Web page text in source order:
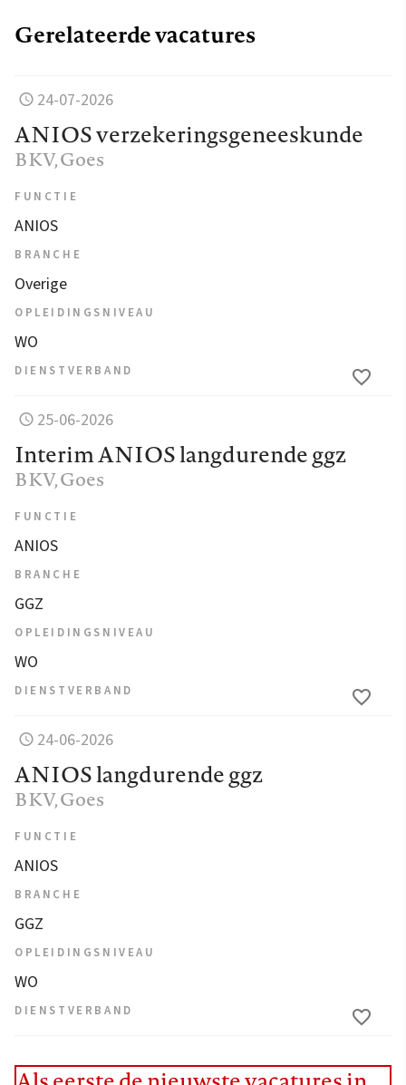
Gerelateerde vacatures
24-07-2026
ANIOS verzekeringsgeneeskunde
BKV, Goes
FUNCTIE
ANIOS
BRANCHE
Overige
OPLEIDINGSNIVEAU
WO
DIENSTVERBAND
25-06-2026
Interim ANIOS langdurende ggz
BKV, Goes
FUNCTIE
ANIOS
BRANCHE
GGZ
OPLEIDINGSNIVEAU
WO
DIENSTVERBAND
24-06-2026
ANIOS langdurende ggz
BKV, Goes
FUNCTIE
ANIOS
BRANCHE
GGZ
OPLEIDINGSNIVEAU
WO
DIENSTVERBAND